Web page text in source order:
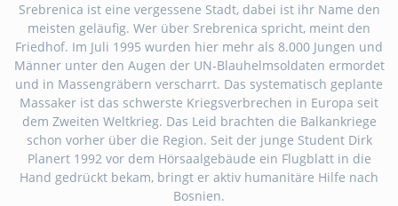
Srebrenica ist eine vergessene Stadt, dabei ist ihr Name den
meisten geläufig. Wer über Srebrenica spricht, meint den
Friedhof. Im Juli 1995 wurden hier mehr als 8.000 Jungen und
Männer unter den Augen der UN-Blauhelmsoldaten ermordet
und in Massengräbern verscharrt. Das systematisch geplante
Massaker ist das schwerste Kriegsverbrechen in Europa seit
dem Zweiten Weltkrieg. Das Leid brachten die Balkankriege
schon vorher über die Region. Seit der junge Student Dirk
Planert 1992 vor dem Hörsaalgebäude ein Flugblatt in die
Hand gedrückt bekam, bringt er aktiv humanitäre Hilfe nach
Bosnien.